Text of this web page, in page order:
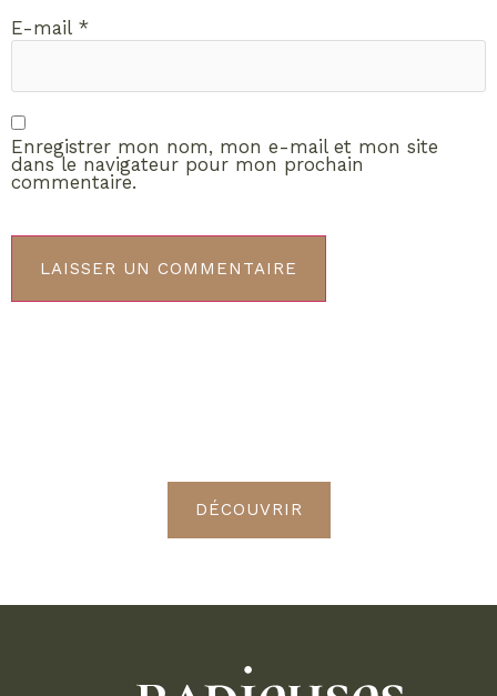
E-mail *
Enregistrer mon nom, mon e-mail et mon site
dans le navigateur pour mon prochain
commentaire.
DÉCOUVRIR